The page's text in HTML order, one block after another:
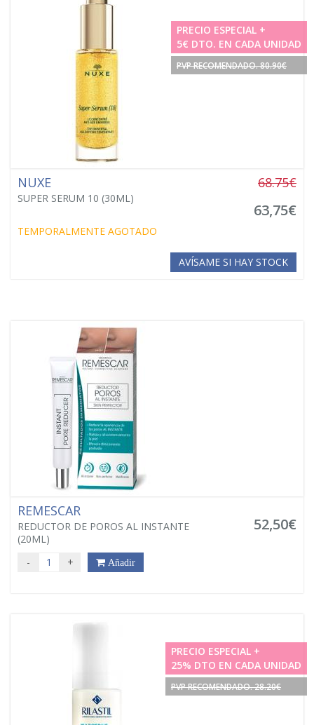
PRECIO ESPECIAL +
5€ DTO. EN CADA UNIDAD
PVP RECOMENDADO. 80.90€
NUXE
SUPER SERUM 10 (30ML)
68.75€
63,75€
TEMPORALMENTE AGOTADO
AVÍSAME SI HAY STOCK
REMESCAR
REDUCTOR DE POROS AL INSTANTE
(20ML)
52,50€
- + Añadir
PRECIO ESPECIAL +
25% DTO EN CADA UNIDAD
PVP RECOMENDADO. 28.20€